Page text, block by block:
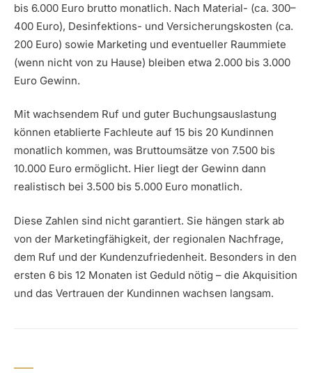
bis 6.000 Euro brutto monatlich. Nach Material- (ca. 300–
400 Euro), Desinfektions- und Versicherungskosten (ca.
200 Euro) sowie Marketing und eventueller Raummiete
(wenn nicht von zu Hause) bleiben etwa 2.000 bis 3.000
Euro Gewinn.
Mit wachsendem Ruf und guter Buchungsauslastung
können etablierte Fachleute auf 15 bis 20 Kundinnen
monatlich kommen, was Bruttoumsätze von 7.500 bis
10.000 Euro ermöglicht. Hier liegt der Gewinn dann
realistisch bei 3.500 bis 5.000 Euro monatlich.
Diese Zahlen sind nicht garantiert. Sie hängen stark ab
von der Marketingfähigkeit, der regionalen Nachfrage,
dem Ruf und der Kundenzufriedenheit. Besonders in den
ersten 6 bis 12 Monaten ist Geduld nötig – die Akquisition
und das Vertrauen der Kundinnen wachsen langsam.